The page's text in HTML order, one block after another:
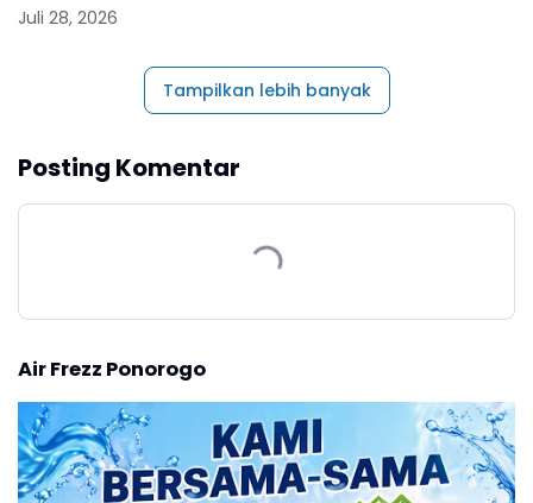
Juli 28, 2026
Tampilkan lebih banyak
Posting Komentar
Air Frezz Ponorogo